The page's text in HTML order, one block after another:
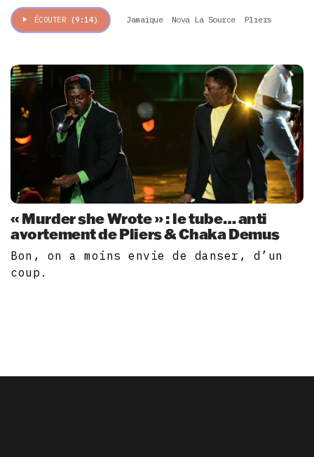
ÉCOUTER (9:14) Jamaïque Nova La Source Pliers
« Murder she Wrote » : le tube… anti
avortement de Pliers & Chaka Demus
Bon, on a moins envie de danser, d’un
coup.